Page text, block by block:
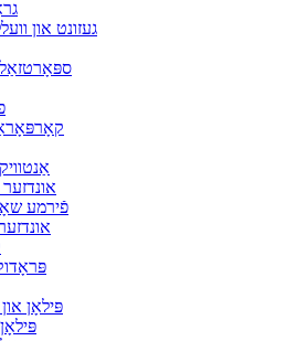
געזונט און
פֿירמע
פּילאָן